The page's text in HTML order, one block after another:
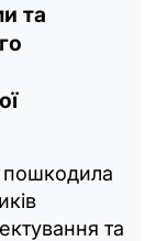
та
пошкодила
та